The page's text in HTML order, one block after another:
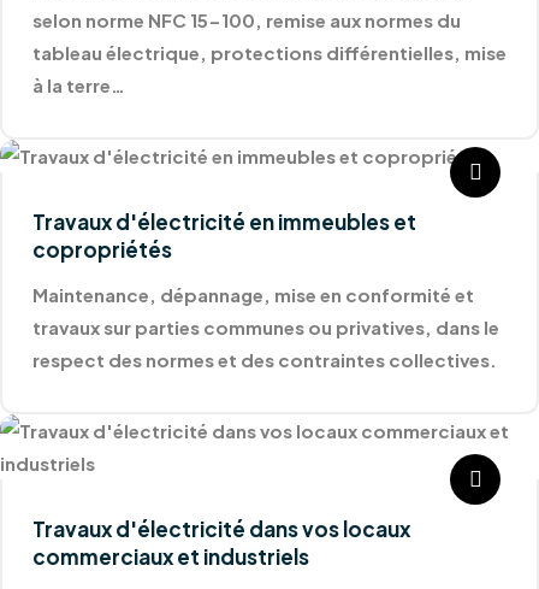
selon norme NFC 15-100, remise aux normes du
tableau électrique, protections différentielles, mise
à la terre…
Travaux d'électricité en immeubles et
copropriétés
Maintenance, dépannage, mise en conformité et
travaux sur parties communes ou privatives, dans le
respect des normes et des contraintes collectives.
Travaux d'électricité dans vos locaux
commerciaux et industriels